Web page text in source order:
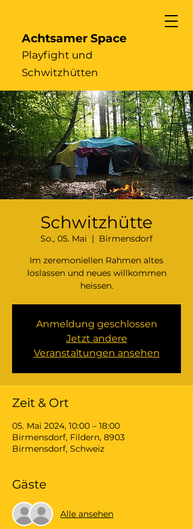
Achtsamer Space
Playfight und
Schwitzhütten
Schwitzhütte
So., 05. Mai
  |
Birmensdorf
Im zeremoniellen Rahmen altes
loslassen und neues willkommen
heissen.
Anmeldung geschlossen
Jetzt andere
Veranstaltungen ansehen
Zeit & Ort
05. Mai 2024, 10:00 – 18:00
Birmensdorf, Fildern, 8903
Birmensdorf, Schweiz
Gäste
Alle ansehen